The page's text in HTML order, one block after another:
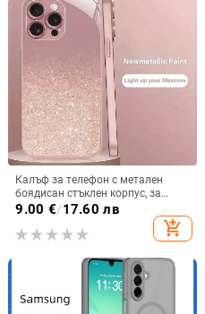
Калъф за телефон с метален
боядисан стъклен корпус, за
iPhone 11–14 Pro Max,
9.00 €/17.60 лв
add_shopping_cart